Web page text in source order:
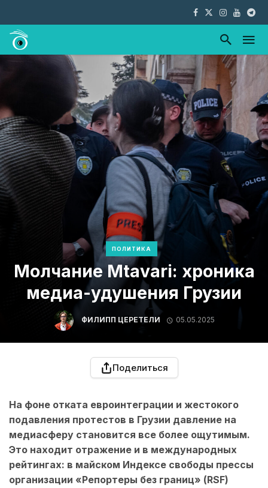
ПОЛИТИКА
Молчание Mtavari: хроника
медиа-удушения Грузии
ФИЛИПП ЦЕРЕТЕЛИ 05.05.2025
Поделиться
На фоне отката евроинтеграции и жестокого
подавления протестов в Грузии давление на
медиасферу становится все более ощутимым.
Это находит отражение и в международных
рейтингах: в майском Индексе свободы прессы
организации «Репортеры без границ» (RSF)